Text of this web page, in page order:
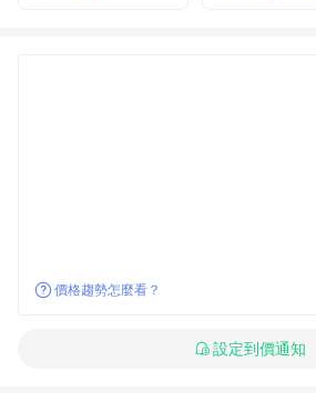
價格趨勢怎麼看？
設定到價通知